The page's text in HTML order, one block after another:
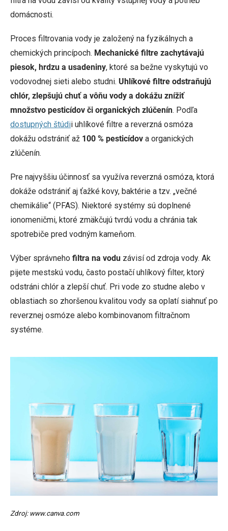
domácnosti.
Proces filtrovania vody je založený na fyzikálnych a
chemických princípoch. Mechanické filtre zachytávajú
piesok, hrdzu a usadeniny, ktoré sa bežne vyskytujú vo
vodovodnej sieti alebo studni. Uhlíkové filtre odstraňujú
chlór, zlepšujú chuť a vôňu vody a dokážu znížiť
množstvo pesticídov či organických zlúčenín. Podľa
dostupných štúdii uhlíkové filtre a reverzná osmóza
dokážu odstrániť až 100 % pesticídov a organických
zlúčenín.
Pre najvyššiu účinnosť sa využíva reverzná osmóza, ktorá
dokáže odstrániť aj ťažké kovy, baktérie a tzv. „večné
chemikálie“ (PFAS). Niektoré systémy sú doplnené
ionomeničmi, ktoré zmäkčujú tvrdú vodu a chránia tak
spotrebiče pred vodným kameňom.
Výber správneho filtra na vodu závisí od zdroja vody. Ak
pijete mestskú vodu, často postačí uhlíkový filter, ktorý
odstráni chlór a zlepší chuť. Pri vode zo studne alebo v
oblastiach so zhoršenou kvalitou vody sa oplatí siahnuť po
reverznej osmóze alebo kombinovanom filtračnom
systéme.
Zdroj: www.canva.com